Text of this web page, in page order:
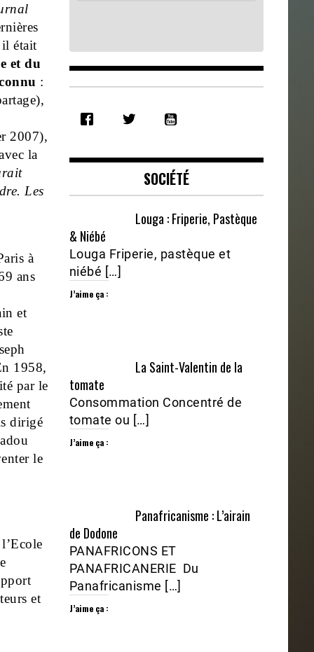
il était
et du
:
2007),
la
Les
à
ans
et
1958,
par le
dirigé
le
et
RSS FEED
EMBED
SOCIÉTÉ
Louga : Friperie, Pastèque
& Niébé
Louga Friperie, pastèque et
niébé […]
J’aime ça :
La Saint-Valentin de la
tomate
Consommation Concentré de
tomate ou […]
J’aime ça :
Panafricanisme : L’airain
de Dodone
PANAFRICONS ET
PANAFRICANERIE Du
Panafricanisme […]
J’aime ça :